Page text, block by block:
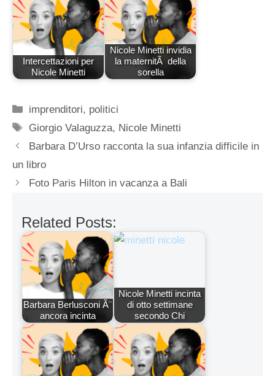
Intercettazioni per
Nicole Minetti
Nicole Minetti invidia
la maternitÃ della
sorella
Categorie
imprenditori, politici
Tag
Giorgio Valaguzza, Nicole Minetti
Barbara D’Urso racconta la sua infanzia difficile in
un libro
Foto Paris Hilton in vacanza a Bali
Related Posts:
Barbara Berlusconi Ã¨
ancora incinta
Nicole Minetti incinta
di otto settimane
secondo Chi